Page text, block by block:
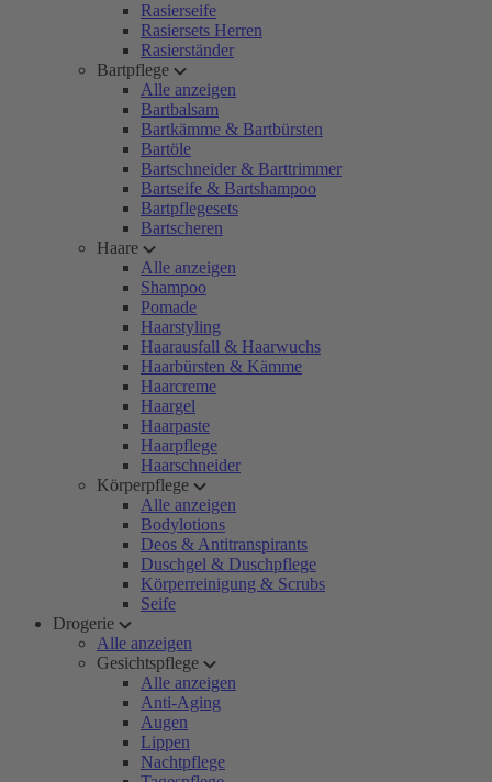
Rasierseife
Rasiersets Herren
Rasierständer
Bartpflege
Alle anzeigen
Bartbalsam
Bartkämme & Bartbürsten
Bartöle
Bartschneider & Barttrimmer
Bartseife & Bartshampoo
Bartpflegesets
Bartscheren
Haare
Alle anzeigen
Shampoo
Pomade
Haarstyling
Haarausfall & Haarwuchs
Haarbürsten & Kämme
Haarcreme
Haargel
Haarpaste
Haarpflege
Haarschneider
Körperpflege
Alle anzeigen
Bodylotions
Deos & Antitranspirants
Duschgel & Duschpflege
Körperreinigung & Scrubs
Seife
Drogerie
Alle anzeigen
Gesichtspflege
Alle anzeigen
Anti-Aging
Augen
Lippen
Nachtpflege